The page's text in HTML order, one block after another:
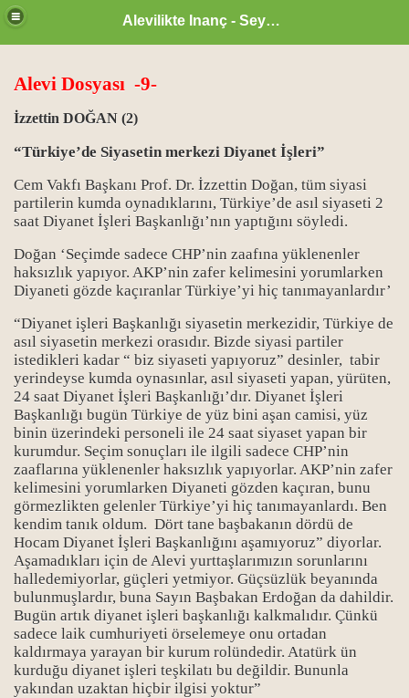
Alevilikte Inanç - Seyyid Hakkı
Alevi Dosyası -9-
İzzettin DOĞAN (2)
“Türkiye’de Siyasetin merkezi Diyanet İşleri”
Cem Vakfı Başkanı Prof. Dr. İzzettin Doğan, tüm siyasi
partilerin kumda oynadıklarını, Türkiye’de asıl siyaseti 2
saat Diyanet İşleri Başkanlığı’nın yaptığını söyledi.
Doğan ‘Seçimde sadece CHP’nin zaafına yüklenenler
haksızlık yapıyor. AKP’nin zafer kelimesini yorumlarken
Diyaneti gözde kaçıranlar Türkiye’yi hiç tanımayanlardır’
“Diyanet işleri Başkanlığı siyasetin merkezidir, Türkiye de
asıl siyasetin merkezi orasıdır. Bizde siyasi partiler
istedikleri kadar “ biz siyaseti yapıyoruz” desinler, tabir
yerindeyse kumda oynasınlar, asıl siyaseti yapan, yürüten,
24 saat Diyanet İşleri Başkanlığı’dır. Diyanet İşleri
Başkanlığı bugün Türkiye de yüz bini aşan camisi, yüz
binin üzerindeki personeli ile 24 saat siyaset yapan bir
kurumdur. Seçim sonuçları ile ilgili sadece CHP’nin
zaaflarına yüklenenler haksızlık yapıyorlar. AKP’nin zafer
kelimesini yorumlarken Diyaneti gözden kaçıran, bunu
görmezlikten gelenler Türkiye’yi hiç tanımayanlardı. Ben
kendim tanık oldum. Dört tane başbakanın dördü de
Hocam Diyanet İşleri Başkanlığını aşamıyoruz” diyorlar.
Aşamadıkları için de Alevi yurttaşlarımızın sorunlarını
halledemiyorlar, güçleri yetmiyor. Güçsüzlük beyanında
bulunmuşlardır, buna Sayın Başbakan Erdoğan da dahildir.
Bugün artık diyanet işleri başkanlığı kalkmalıdır. Çünkü
sadece laik cumhuriyeti örselemeye onu ortadan
kaldırmaya yarayan bir kurum rolündedir. Atatürk ün
kurduğu diyanet işleri teşkilatı bu değildir. Bununla
yakından uzaktan hiçbir ilgisi yoktur”
ayı